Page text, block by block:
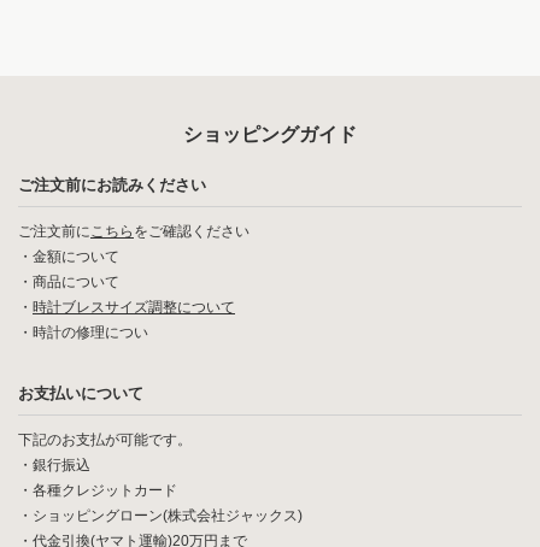
ショッピングガイド
ご注文前にお読みください
ご注文前にこちら をご確認ください
・ 金額について
・ 商品について
・ 時計ブレスサイズ調整について
・ 時計の修理につい
お支払いについて
下記のお支払が可能です。
・銀行振込
・各種クレジットカード
・ショッピングローン(株式会社ジャックス)
・代金引換(ヤマト運輸)20万円まで